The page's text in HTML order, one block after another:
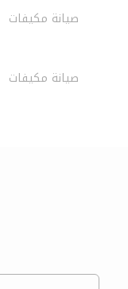
صيانة مكيفات
صيانة مكيفات